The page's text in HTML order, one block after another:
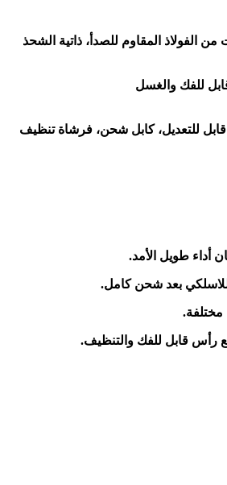
الفولاذ المقاوم للصدأ، ذاتية الشحذ
للفك والغسل
للتعديل، كابل شحن، فرشاة تنظيف
أداء طويل الأمد.
بعد شحن كامل.
.
رأس قابل للفك والتنظيف.